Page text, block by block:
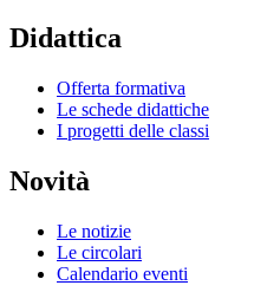
Didattica
Offerta formativa
Le schede didattiche
I progetti delle classi
Novità
Le notizie
Le circolari
Calendario eventi